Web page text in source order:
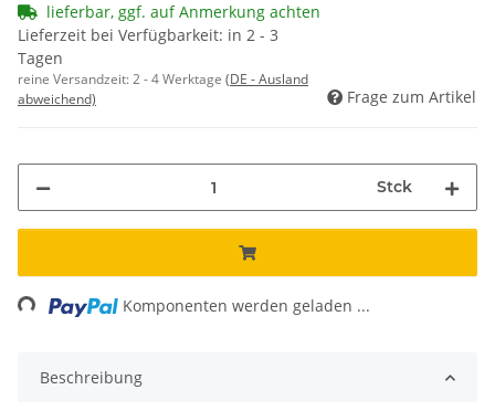
lieferbar, ggf. auf Anmerkung achten
Lieferzeit bei Verfügbarkeit: in 2 - 3
Tagen
reine Versandzeit:2 - 4 Werktage (DE - Ausland
abweichend)
Frage zum Artikel
Stck
Komponenten werden geladen ...
Beschreibung